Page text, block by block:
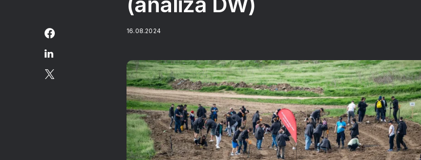
16.08.2024